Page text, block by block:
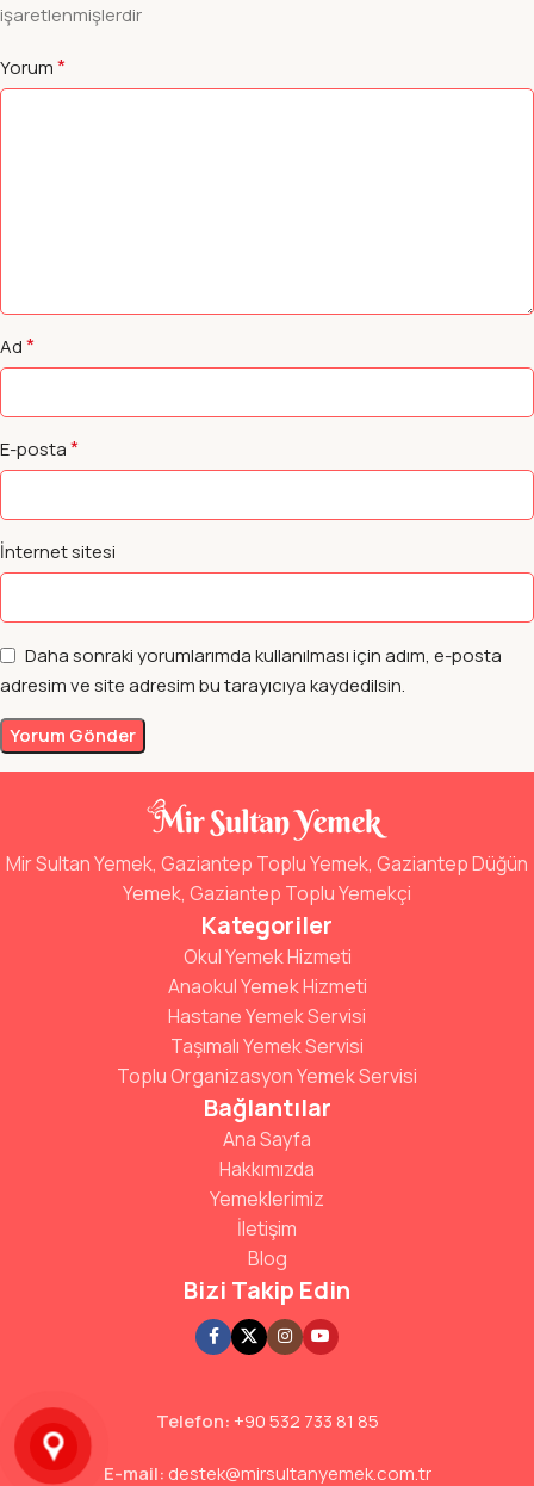
işaretlenmişlerdir
Yorum*
Ad*
E-posta*
İnternet sitesi
Daha sonraki yorumlarımda kullanılması için adım, e-posta
adresim ve site adresim bu tarayıcıya kaydedilsin.
Mir Sultan Yemek, Gaziantep Toplu Yemek, Gaziantep Düğün
Yemek, Gaziantep Toplu Yemekçi
Kategoriler
Okul Yemek Hizmeti
Anaokul Yemek Hizmeti
Hastane Yemek Servisi
Taşımalı Yemek Servisi
Toplu Organizasyon Yemek Servisi
Bağlantılar
Ana Sayfa
Hakkımızda
Yemeklerimiz
İletişim
Blog
Bizi Takip Edin
Telefon: +90 532 733 81 85
E-mail: destek@mirsultanyemek.com.tr